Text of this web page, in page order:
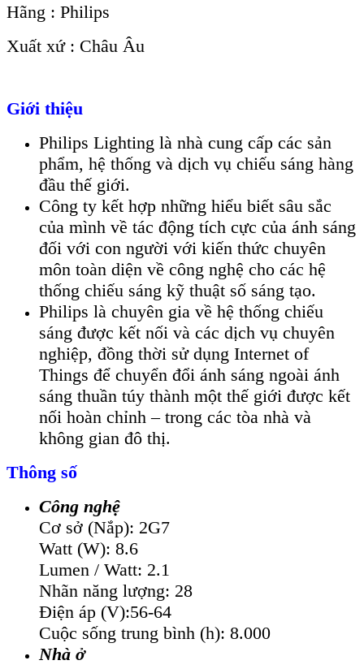
Hãng : Philips
Xuất xứ : Châu Âu
Giới thiệu
Philips Lighting là nhà cung cấp các sản
phẩm, hệ thống và dịch vụ chiếu sáng hàng
đầu thế giới.
Công ty kết hợp những hiểu biết sâu sắc
của mình về tác động tích cực của ánh sáng
đối với con người với kiến ​​thức chuyên
môn toàn diện về công nghệ cho các hệ
thống chiếu sáng kỹ thuật số sáng tạo.
Philips là chuyên gia về hệ thống chiếu
sáng được kết nối và các dịch vụ chuyên
nghiệp, đồng thời sử dụng Internet of
Things để chuyển đổi ánh sáng ngoài ánh
sáng thuần túy thành một thế giới được kết
nối hoàn chỉnh – trong các tòa nhà và
không gian đô thị.
Thông số
Công nghệ
Cơ sở (Nắp): 2G7
Watt (W): 8.6
Lumen / Watt: 2.1
Nhãn năng lượng: 28
Điện áp (V):56-64
Cuộc sống trung bình (h): 8.000
Nhà ở